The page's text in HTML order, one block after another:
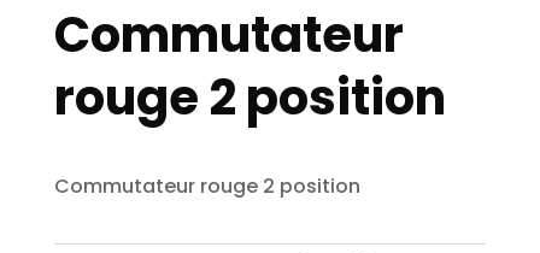
Commutateur
rouge 2 position
Commutateur rouge 2 position